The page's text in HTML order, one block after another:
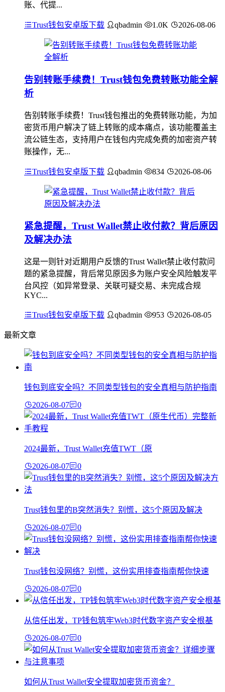
账、代提...
Trust钱包安卓版下载 qbadmin 1.0K 2026-08-06
告别转账手续费！Trust钱包免费转账功能全解
析
告别转账手续费！Trust钱包推出的免费转账功能，为加
密货币用户解决了链上转账的成本痛点，该功能覆盖主
流公链生态，支持用户在钱包内完成免费的加密资产转
账操作，无...
Trust钱包安卓版下载 qbadmin 834 2026-08-06
紧急提醒，Trust Wallet禁止收付款？背后原因
及解决办法
这是一则针对近期用户反馈的Trust Wallet禁止收付款问
题的紧急提醒，背后常见原因多为账户安全风险触发平
台风控（如异常登录、关联可疑交易、未完成合规
KYC...
Trust钱包安卓版下载 qbadmin 953 2026-08-05
最新文章
钱包到底安全吗？不同类型钱包的安全真相与防护指南
2026-08-07 0
2024最新，Trust Wallet充值TWT（原
2026-08-07 0
Trust钱包里的B突然消失？别慌，这5个原因及解决
2026-08-07 0
Trust钱包没网络？别慌，这份实用排查指南帮你快速
2026-08-07 0
从信任出发，TP钱包筑牢Web3时代数字资产安全根基
2026-08-07 0
如何从Trust Wallet安全提取加密货币资金？